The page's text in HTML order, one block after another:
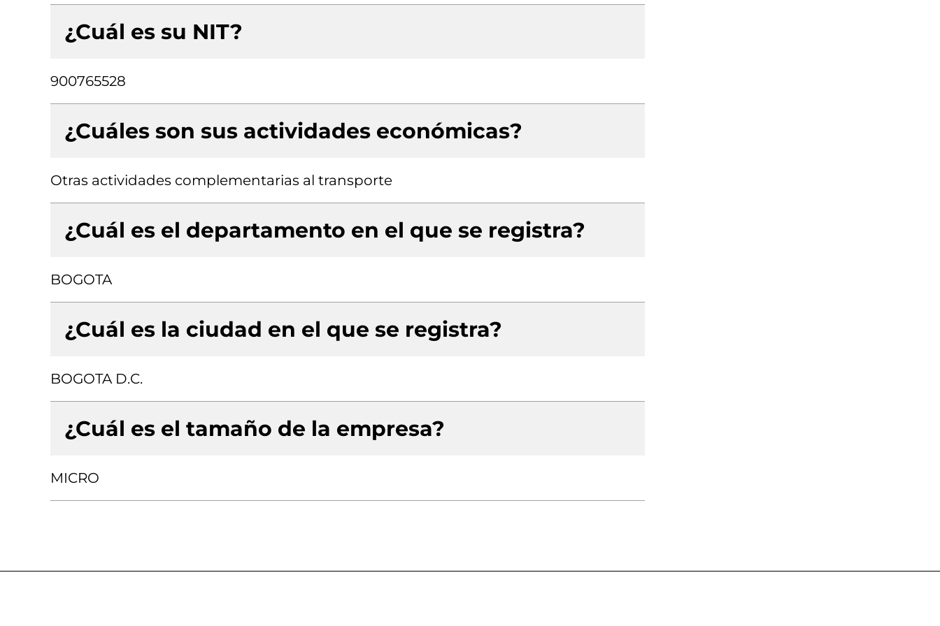
¿Cuál es su NIT?
900765528
¿Cuáles son sus actividades económicas?
Otras actividades complementarias al transporte
¿Cuál es el departamento en el que se registra?
BOGOTA
¿Cuál es la ciudad en el que se registra?
BOGOTA D.C.
¿Cuál es el tamaño de la empresa?
MICRO